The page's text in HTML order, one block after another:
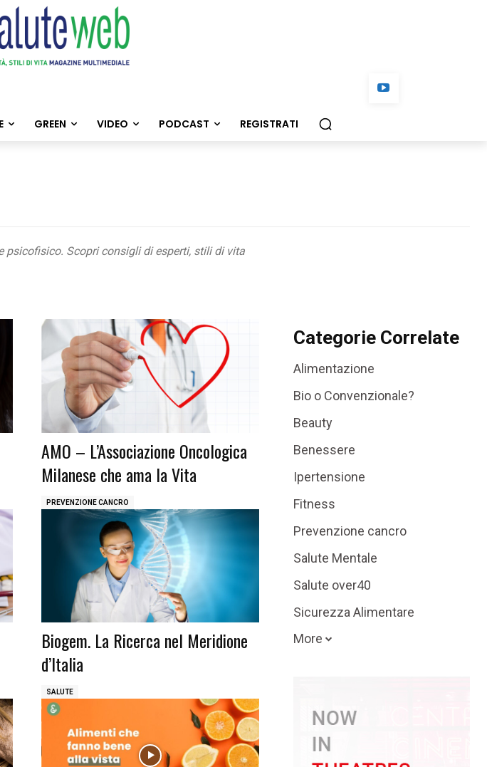
GREEN VIDEO PODCAST REGISTRATI
psicofisico. Scopri consigli di esperti, stili di vita
AMO – L’Associazione Oncologica
Milanese che ama la Vita
PREVENZIONE CANCRO
Biogem. La Ricerca nel Meridione
d’Italia
SALUTE
Categorie Correlate
Alimentazione
Bio o Convenzionale?
Beauty
Benessere
Ipertensione
Fitness
Prevenzione cancro
Salute Mentale
Salute over40
Sicurezza Alimentare
More